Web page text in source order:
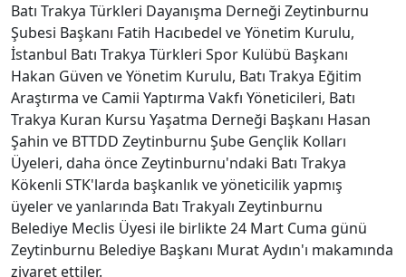
Batı Trakya Türkleri Dayanışma Derneği Zeytinburnu
Şubesi Başkanı Fatih Hacıbedel ve Yönetim Kurulu,
İstanbul Batı Trakya Türkleri Spor Kulübü Başkanı
Hakan Güven ve Yönetim Kurulu, Batı Trakya Eğitim
Araştırma ve Camii Yaptırma Vakfı Yöneticileri, Batı
Trakya Kuran Kursu Yaşatma Derneği Başkanı Hasan
Şahin ve BTTDD Zeytinburnu Şube Gençlik Kolları
Üyeleri, daha önce Zeytinburnu'ndaki Batı Trakya
Kökenli STK'larda başkanlık ve yöneticilik yapmış
üyeler ve yanlarında Batı Trakyalı Zeytinburnu
Belediye Meclis Üyesi ile birlikte 24 Mart Cuma günü
Zeytinburnu Belediye Başkanı Murat Aydın'ı makamında
ziyaret ettiler.